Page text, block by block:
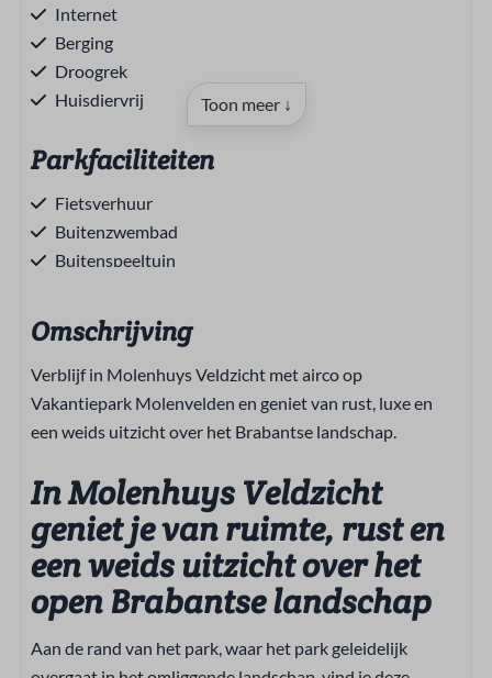
Internet
Berging
Droogrek
Huisdiervrij
Parkfaciliteiten
Fietsverhuur
Buitenzwembad
Buitenspeeltuin
Trampoline
Oplaadpunt elektrische fietsen
Oplaadpunt elektrische auto
Restaurant
Airconditioning
Centrale verwarming
Entertainment
Flatscreen TV
AM/FM radio
Toon meer ↓
Omschrijving
Verblijf in Molenhuys Veldzicht met airco op
Vakantiepark Molenvelden en geniet van rust, luxe en
een weids uitzicht over het Brabantse landschap.
In Molenhuys Veldzicht
geniet je van ruimte, rust en
een weids uitzicht over het
open Brabantse landschap
Aan de rand van het park, waar het park geleidelijk